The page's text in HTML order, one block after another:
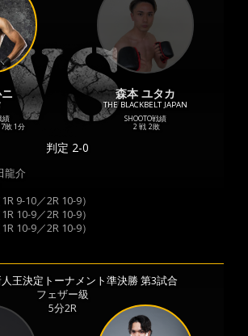
績
7敗 1分
森本 ユタカ
THE BLACKBELT JAPAN
SHOOTO戦績
2 戦 2敗
判定 2-0
龍介
9-10／2R 10-9）
10-9／2R 10-9）
10-9／2R 10-9）
王決定トーナメント準決勝 第3試合
フェザー級
5分2R